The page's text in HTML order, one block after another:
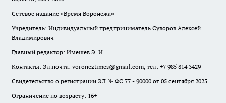
Сетевое издание «Время Воронежа»
Учредитель: Индивидуальный предприниматель Суворов Алексей
Владимирович
Главный редактор: Имешев Э. И.
Контакты: Эл.почта: voroneztimes@gmail.com, тел: +7 985 814 3429
Свидетельство о регистрации ЭЛ № ФС 77 - 90000 от 05 сентября 2025
Ограничение по возрасту: 16+